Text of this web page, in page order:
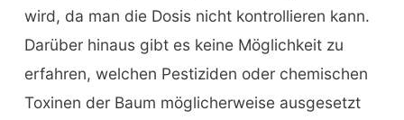
wird, da man die Dosis nicht kontrollieren kann.
Darüber hinaus gibt es keine Möglichkeit zu
erfahren, welchen Pestiziden oder chemischen
Toxinen der Baum möglicherweise ausgesetzt